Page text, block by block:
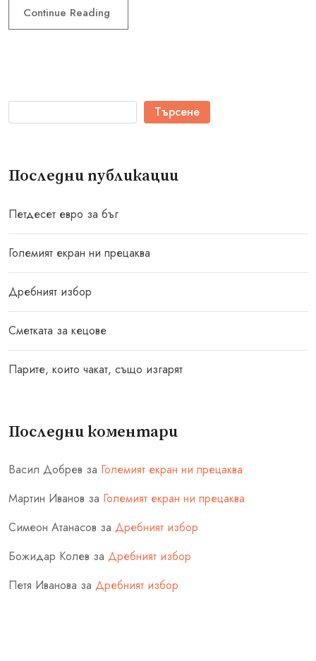
Continue Reading
Търсене
Последни публикации
Петдесет евро за бъг
Големият екран ни прецаква
Дребният избор
Сметката за кецове
Парите, които чакат, също изгарят
Последни коментари
Васил Добрев за Големият екран ни прецаква
Мартин Иванов за Големият екран ни прецаква
Симеон Атанасов за Дребният избор
Божидар Колев за Дребният избор
Петя Иванова за Дребният избор